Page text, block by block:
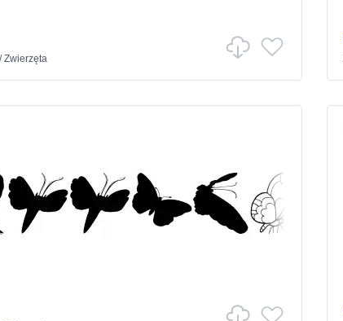
/Zwierzęta